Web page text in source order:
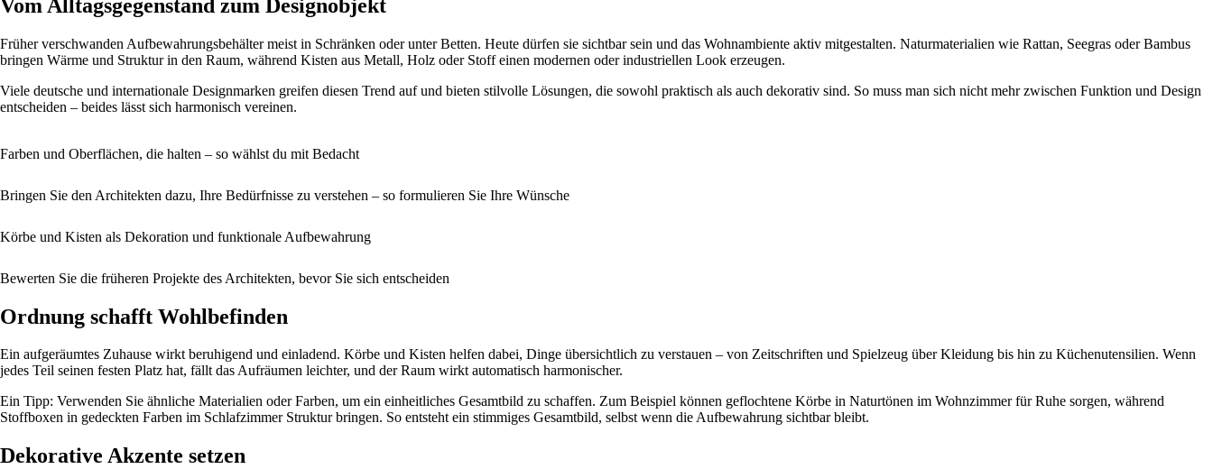
Vom Alltagsgegenstand zum Designobjekt
Früher verschwanden Aufbewahrungsbehälter meist in Schränken oder unter Betten. Heute dürfen sie sichtbar sein und das Wohnambiente aktiv mitgestalten. Naturmaterialien wie Rattan, Seegras oder Bambus
bringen Wärme und Struktur in den Raum, während Kisten aus Metall, Holz oder Stoff einen modernen oder industriellen Look erzeugen.
Viele deutsche und internationale Designmarken greifen diesen Trend auf und bieten stilvolle Lösungen, die sowohl praktisch als auch dekorativ sind. So muss man sich nicht mehr zwischen Funktion und Design
entscheiden – beides lässt sich harmonisch vereinen.
Farben und Oberflächen, die halten – so wählst du mit Bedacht
Bringen Sie den Architekten dazu, Ihre Bedürfnisse zu verstehen – so formulieren Sie Ihre Wünsche
Körbe und Kisten als Dekoration und funktionale Aufbewahrung
Bewerten Sie die früheren Projekte des Architekten, bevor Sie sich entscheiden
Ordnung schafft Wohlbefinden
Ein aufgeräumtes Zuhause wirkt beruhigend und einladend. Körbe und Kisten helfen dabei, Dinge übersichtlich zu verstauen – von Zeitschriften und Spielzeug über Kleidung bis hin zu Küchenutensilien. Wenn
jedes Teil seinen festen Platz hat, fällt das Aufräumen leichter, und der Raum wirkt automatisch harmonischer.
Ein Tipp: Verwenden Sie ähnliche Materialien oder Farben, um ein einheitliches Gesamtbild zu schaffen. Zum Beispiel können geflochtene Körbe in Naturtönen im Wohnzimmer für Ruhe sorgen, während
Stoffboxen in gedeckten Farben im Schlafzimmer Struktur bringen. So entsteht ein stimmiges Gesamtbild, selbst wenn die Aufbewahrung sichtbar bleibt.
Dekorative Akzente setzen